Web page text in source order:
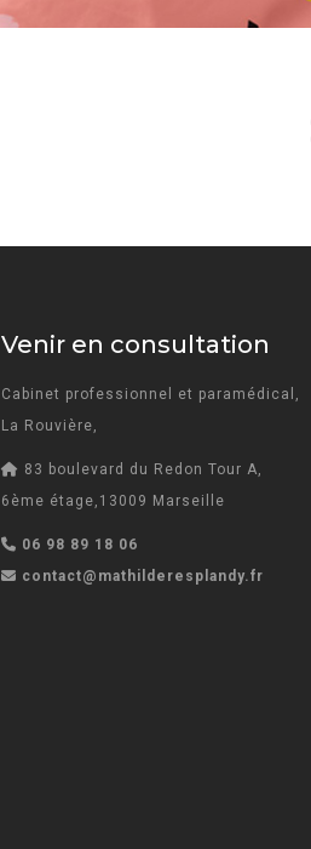
Venir en consultation
Cabinet professionnel et paramédical,
La Rouvière,
83 boulevard du Redon Tour A,
6ème étage,13009 Marseille
06 98 89 18 06
contact@mathilderesplandy.fr